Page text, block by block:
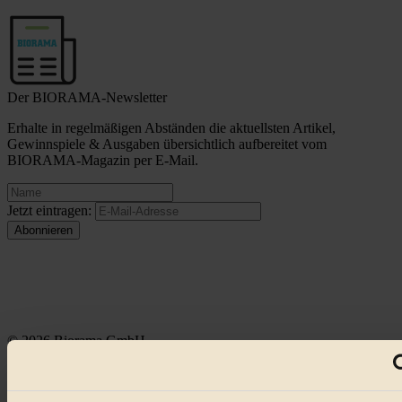
Der BIORAMA-Newsletter
Erhalte in regelmäßigen Abständen die aktuellsten Artikel,
Gewinnspiele & Ausgaben übersichtlich aufbereitet vom
BIORAMA-Magazin per E-Mail.
Jetzt eintragen:
© 2026 Biorama GmbH
Datenschutz